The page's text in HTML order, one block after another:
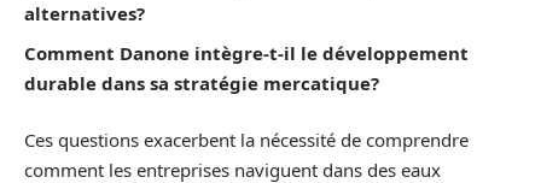
alternatives?
Comment Danone intègre-t-il le développement
durable dans sa stratégie mercatique?
Ces questions exacerbent la nécessité de comprendre
comment les entreprises naviguent dans des eaux